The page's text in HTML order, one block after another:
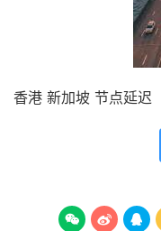
香港 新加坡 节点延迟
  